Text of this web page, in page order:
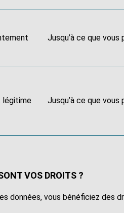
Jusqu’à ce que
légitime Jusqu’à ce que
VOS DROITS ?
vous bénéficiez des